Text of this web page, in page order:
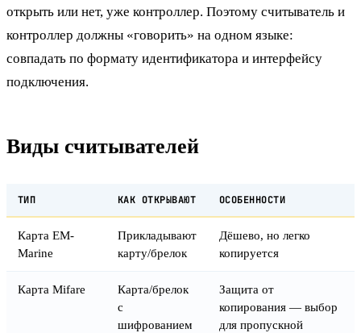
открыть или нет, уже контроллер. Поэтому считыватель и
контроллер должны «говорить» на одном языке:
совпадать по формату идентификатора и интерфейсу
подключения.
Виды считывателей
ТИП КАК ОТКРЫВАЮТ ОСОБЕННОСТИ
Карта EM-
Marine
Прикладывают
карту/брелок
Дёшево, но легко
копируется
Карта Mifare
Карта/брелок
с
шифрованием
Защита от
копирования — выбор
для пропускной